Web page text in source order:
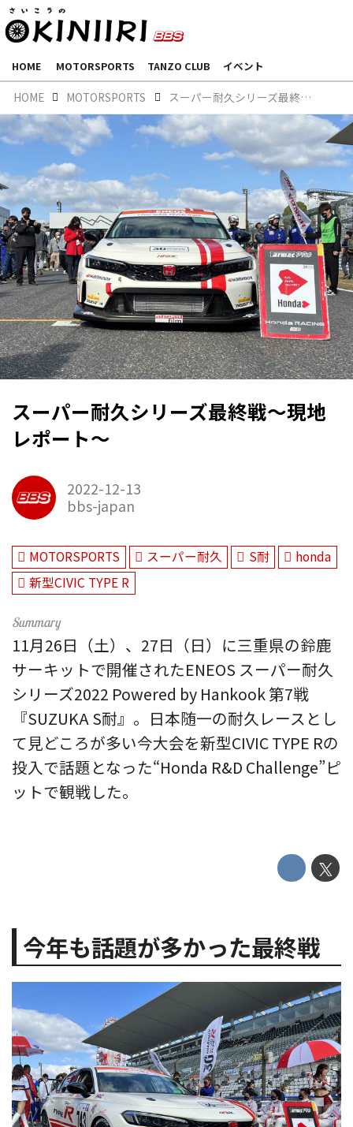
HOME MOTORSPORTS TANZO CLUB イベント
HOME MOTORSPORTS スーパー耐久シリーズ最終戦～現地レポート～
スーパー耐久シリーズ最終戦～現地
レポート～
2022-12-13
bbs-japan
MOTORSPORTS スーパー耐久 S耐
honda
新型CIVIC TYPE R
11月26日（土）、27日（日）に三重県の鈴鹿
サーキットで開催されたENEOS スーパー耐久
シリーズ2022 Powered by Hankook 第7戦
『SUZUKA S耐』。日本随一の耐久レースとし
て見どころが多い今大会を新型CIVIC TYPE Rの
投入で話題となった“Honda R&D Challenge”ピ
ットで観戦した。
今年も話題が多かった最終戦